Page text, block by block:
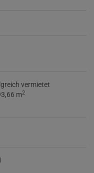
vermietet
m2